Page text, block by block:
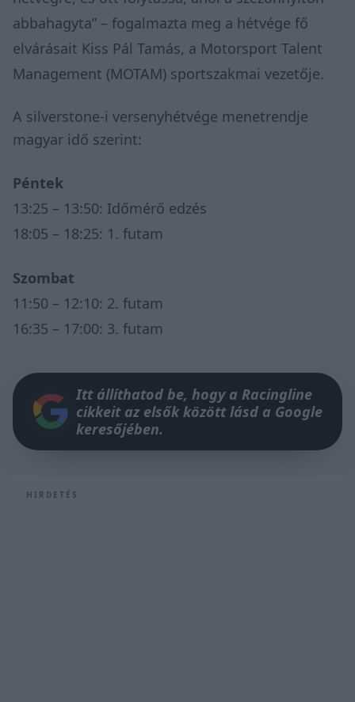
abbahagyta” – fogalmazta meg a hétvége fő
elvárásait Kiss Pál Tamás, a Motorsport Talent
Management (MOTAM) sportszakmai vezetője.
A silverstone-i versenyhétvége menetrendje
magyar idő szerint:
Péntek
13:25 – 13:50: Időmérő edzés
18:05 – 18:25: 1. futam
Szombat
11:50 – 12:10: 2. futam
16:35 – 17:00: 3. futam
Itt állíthatod be, hogy a Racingline
cikkeit az elsők között lásd a Google
keresőjében.
HIRDETÉS